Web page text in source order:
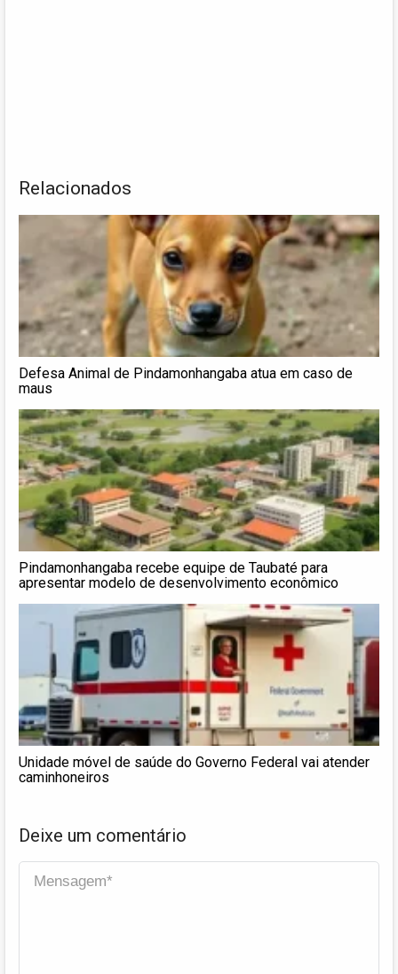
Relacionados
Defesa Animal de Pindamonhangaba atua em caso de
maus
Pindamonhangaba recebe equipe de Taubaté para
apresentar modelo de desenvolvimento econômico
Unidade móvel de saúde do Governo Federal vai atender
caminhoneiros
Deixe um comentário